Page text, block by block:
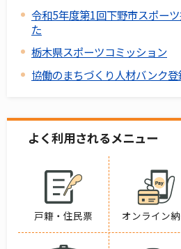
令和5年度第1回下野市スポー
た
栃木県スポーツコミッション
協働のまちづくり人材バンク
よく利用されるメニュー
戸籍・住民票 オンライン